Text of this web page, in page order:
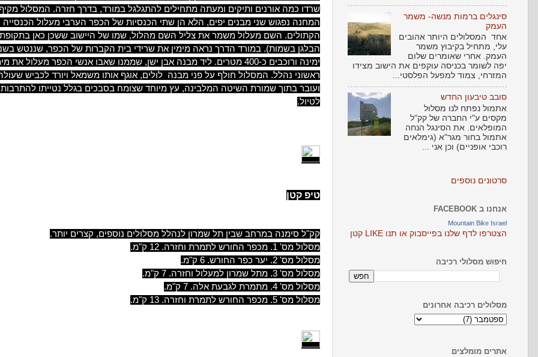
שרדו כמה אורנים ותיקים ומעתה מתחילים להתגלגל במורד, בדרך חזרה. המסלול
המחנה נפגוש שני מבנים יפים, הלא הן שתי הכנסיות של הכפר הערבי מעלול
הקתולים. השם מעלול משמר את צליל השם מהלול, שמו של היישוב ששכן כאן
ימינה ורוכבים כ-400 מטרים. ליד מבנה אבן ישן, שממנו שאבו אנשי
ראשוני נהלל. המסלול חולף על פני מבנה לולים, אוגף אותו משמאל ויורד לכביש
ועובר בתוך שמורת השיטה המלבינה, עץ מיוחד שצומח בסבכים בגלל נטייתו
לטיול.
טיפ קטן
קק"ל סימנה במרחב שבין תל שמרון לנהלל מסלולים נוספים, קצרים יותר.
מסלול מס' 1. מכפר החורש לתמרת וחזרה. 12 ק"מ.
מסלול מס' 2. יער כפר החורש. 6 ק"מ.
מסלול מס' 3. מתל שמרון למעלול וחזרה. 7 ק"מ.
מסלול מס' 4. מתמרת לגבעת אלה. 7 ק"מ.
מסלול מס' 5. מכפר החורש לתמרת וחזרה. 13 ק"מ.
סינגלים ברמות מנשה- משמר
העמק
אחד המסלולים היותר אהובים
עלי, מתחיל בקיבוץ משמר
העמק. אחרי שאומרים שלום
יפה לשומר בכניסה עוקפים את הישוב מצידו
המזרחי, צמוד למפעל הפלסטי...
סובב טיבעון החדש
אתמול נפתח לנו מסלול
מקסים ע"י החברה של קק"ל
המופלאים. את הסינגל הנחה
אתמול בחור מגר"א (גימלאים
רוכבי אופניים) וכן אני ...
סרטונים נוספים
אנחנו ב FACEBOOK
Mountain Bike Israel
הצטרפו לדף שלנו בפייסבוק או תנו LIKE קטן
חיפוש מסלולי רכיבה
מסלולים רכיבה אחרונים
אתרים מומלצים